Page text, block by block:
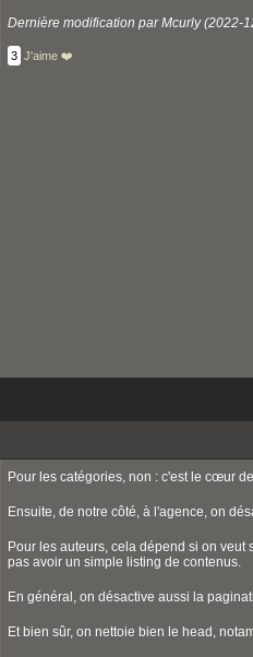
Dernière modification par Mcurly (2022-
3 J'aime ❤️
Pour les catégories, non : c'est le cœur
Ensuite, de notre côté, à l'agence, on
Pour les auteurs, cela dépend si on
pas avoir un simple listing de contenus.
En général, on désactive aussi la
Et bien sûr, on nettoie bien le head,